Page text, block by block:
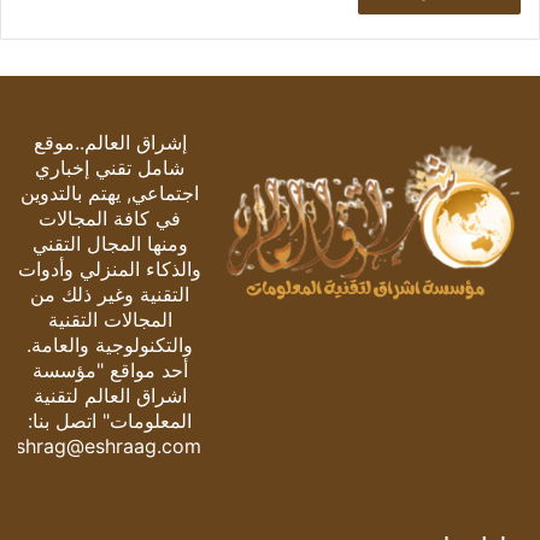
إشراق العالم..موقع
شامل تقني إخباري
اجتماعي, يهتم بالتدوين
في كافة المجالات
ومنها المجال التقني
والذكاء المنزلي وأدوات
التقنية وغير ذلك من
المجالات التقنية
والتكنولوجية والعامة.
أحد مواقع "مؤسسة
اشراق العالم لتقنية
المعلومات" اتصل بنا:
eshrag@eshraag.com